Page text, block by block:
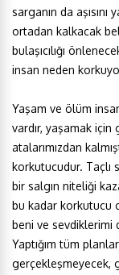
sarganın da aşısını
ortadan kalkacak
bulaşıcılığı
insan neden
Yaşam ve ölüm
vardır, yaşamak
atalarımızdan
korkutucudur. Taçlı
bir salgın niteliği
bu kadar korkutucu
beni ve sevdiklerimi
Yaptığım tüm
gerçekleşmeyecek,